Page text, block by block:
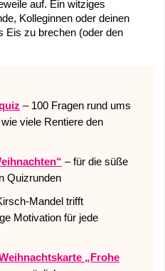
auf. Ein witziges
Kolleginnen oder deinen
Eis zu brechen (oder den
– 100 Fragen rund ums
viele Rentiere den
– für die süße
Quizrunden
Mandel trifft
Motivation für jede
„Frohe